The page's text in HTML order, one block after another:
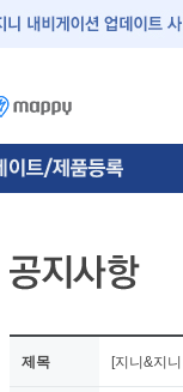
제목 [지니&지